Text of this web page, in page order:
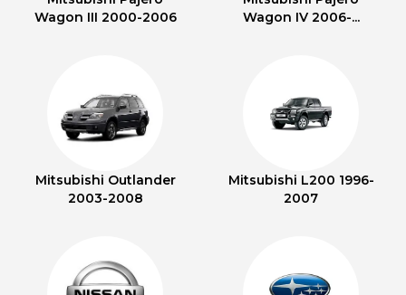
Wagon III 2000-2006
Wagon IV 2006-...
Mitsubishi Outlander
2003-2008
Mitsubishi L200 1996-
2007